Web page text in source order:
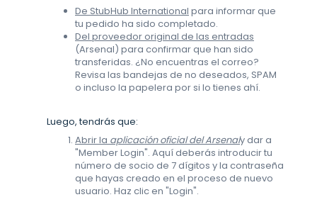
De StubHub International para informar que
tu pedido ha sido completado.
Del proveedor original de las entradas
(Arsenal) para confirmar que han sido
transferidas. ¿No encuentras el correo?
Revisa las bandejas de no deseados, SPAM
o incluso la papelera por si lo tienes ahí.
Luego, tendrás que:
Abrir la aplicación oficial del Arsenaly dar a
"Member Login". Aquí deberás introducir tu
número de socio de 7 dígitos y la contraseña
que hayas creado en el proceso de nuevo
usuario. Haz clic en "Login".